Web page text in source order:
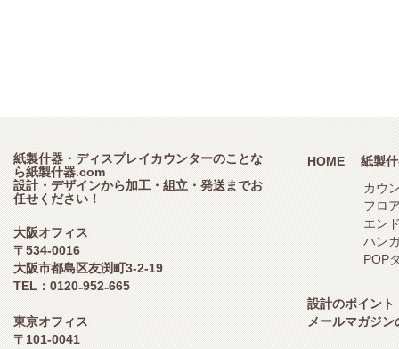
紙製什器・ディスプレイカウンターのことな
ら紙製什器.com
設計・デザインから加工・組立・発送までお
任せください！
大阪オフィス
〒534-0016
大阪市都島区友渕町3-2-19
TEL：0120₋952₋665
東京オフィス
〒101-0041
HOME
紙製
カウ
フロ
エン
ハン
POP
設計のポイント
メールマガジン